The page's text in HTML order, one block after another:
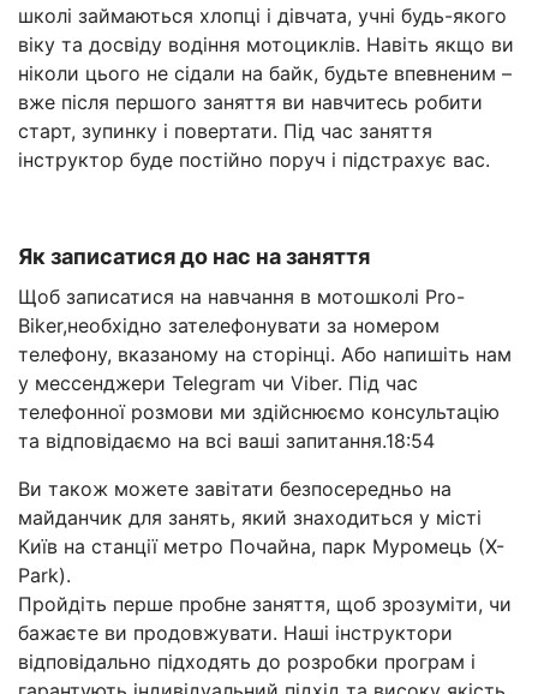
школі займаються хлопці і дівчата, учні будь-якого
віку та досвіду водіння мотоциклів. Навіть якщо ви
ніколи цього не сідали на байк, будьте впевненим –
вже після першого заняття ви навчитесь робити
старт, зупинку і повертати. Під час заняття
інструктор буде постійно поруч і підстрахує вас.
Як записатися до нас на заняття
Щоб записатися на навчання в мотошколі Pro-
Biker,необхідно зателефонувати за номером
телефону, вказаному на сторінці. Або напишіть нам
у мессенджери Telegram чи Viber. Під час
телефонної розмови ми здійснюємо консультацію
та відповідаємо на всі ваші запитання.18:54
Ви також можете завітати безпосередньо на
майданчик для занять, який знаходиться у місті
Київ на станції метро Почайна, парк Муромець (Х-
Park).
Пройдіть перше пробне заняття, щоб зрозуміти, чи
бажаєте ви продовжувати. Наші інструктори
відповідально підходять до розробки програм і